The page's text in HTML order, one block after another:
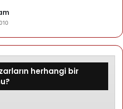
sert tepki vermemesi ve
durdurmaya yönelik bir şey
harekata karşıymış gibi bir
harekata yeşil ışık yakıldığı
herhangi bir